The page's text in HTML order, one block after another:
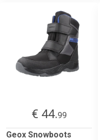
€ 44.99
Geox Snowboots